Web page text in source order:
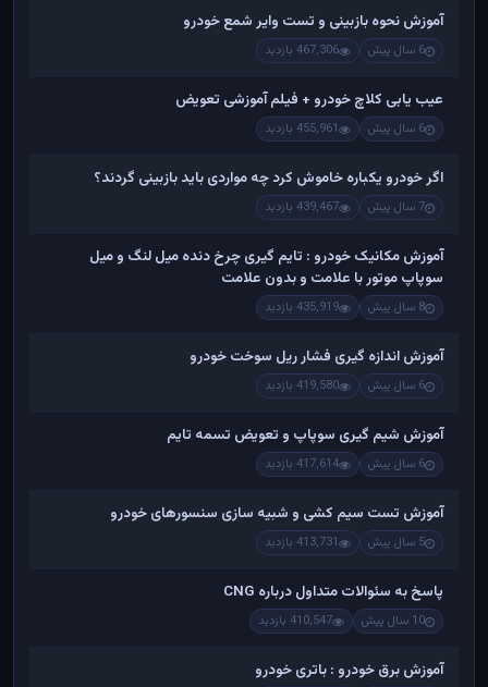
آموزش نحوه بازبینی و تست وایر شمع خودرو
6 سال پیش 467,306 بازدید
عیب یابی کلاچ خودرو + فیلم آموزشی تعویض
6 سال پیش 455,961 بازدید
اگر خودرو یکباره خاموش کرد چه مواردی باید بازبینی گردند؟
7 سال پیش 439,467 بازدید
آموزش مکانیک خودرو : تایم گیری چرخ دنده میل لنگ و میل
سوپاپ موتور با علامت و بدون علامت
8 سال پیش 435,919 بازدید
آموزش اندازه گیری فشار ریل سوخت خودرو
6 سال پیش 419,580 بازدید
آموزش شیم گیری سوپاپ و تعویض تسمه تایم
6 سال پیش 417,614 بازدید
آموزش تست سیم کشی و شبیه سازی سنسورهای خودرو
5 سال پیش 413,731 بازدید
پاسخ به سئوالات متداول درباره CNG
10 سال پیش 410,547 بازدید
آموزش برق خودرو : باتری خودرو